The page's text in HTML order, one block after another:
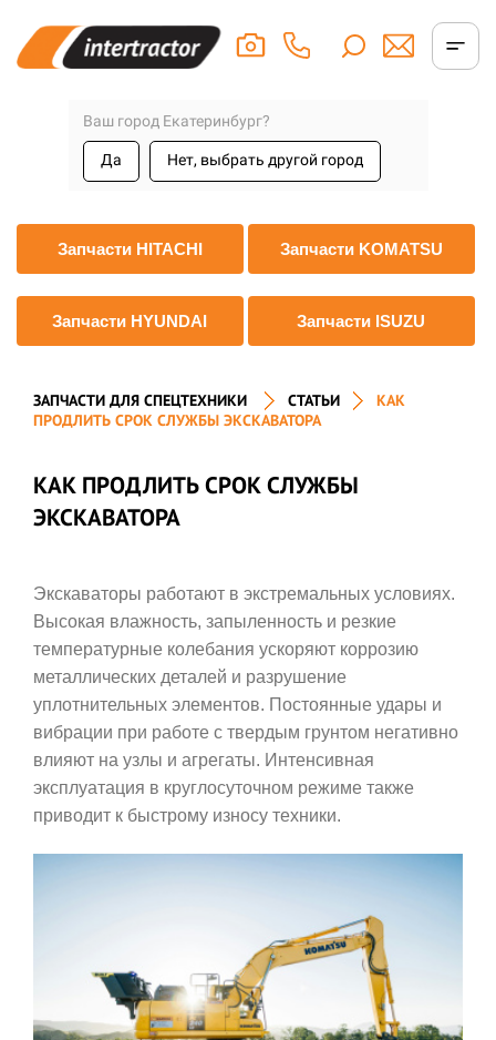
Ваш город Екатеринбург?
Да Нет, выбрать другой город
Запчасти HITACHI Запчасти KOMATSU
Запчасти HYUNDAI Запчасти ISUZU
ЗАПЧАСТИ ДЛЯ СПЕЦТЕХНИКИ СТАТЬИ
КАК
ПРОДЛИТЬ СРОК СЛУЖБЫ ЭКСКАВАТОРА
КАК ПРОДЛИТЬ СРОК СЛУЖБЫ
ЭКСКАВАТОРА
Экскаваторы работают в экстремальных условиях.
Высокая влажность, запыленность и резкие
температурные колебания ускоряют коррозию
металлических деталей и разрушение
уплотнительных элементов. Постоянные удары и
вибрации при работе с твердым грунтом негативно
влияют на узлы и агрегаты. Интенсивная
эксплуатация в круглосуточном режиме также
приводит к быстрому износу техники.